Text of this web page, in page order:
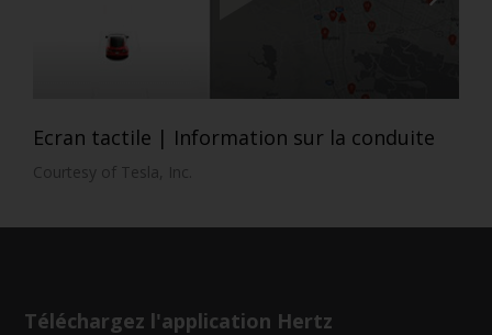
Ecran tactile | Information sur la conduite
Courtesy of Tesla, Inc.
Téléchargez l'application Hertz